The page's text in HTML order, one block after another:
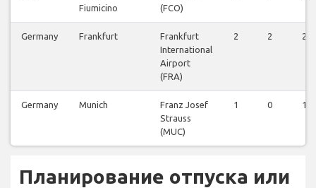
Fiumicino
(FCO)
Germany Frankfurt
Frankfurt
International
Airport
(FRA)
2 2 2
Germany Munich
Franz Josef
Strauss
(MUC)
1 0 1
Планирование отпуска или